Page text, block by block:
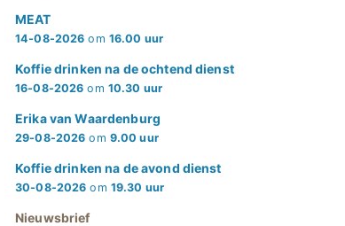
MEAT
14-08-2026 om 16.00 uur
Koffie drinken na de ochtend dienst
16-08-2026 om 10.30 uur
Erika van Waardenburg
29-08-2026 om 9.00 uur
Koffie drinken na de avond dienst
30-08-2026 om 19.30 uur
Nieuwsbrief